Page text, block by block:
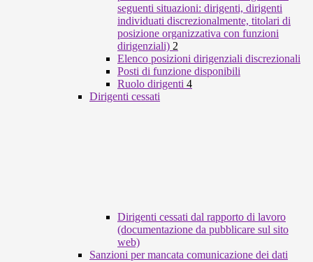
seguenti situazioni: dirigenti, dirigenti
individuati discrezionalmente, titolari di
posizione organizzativa con funzioni
dirigenziali) 2
Elenco posizioni dirigenziali discrezionali
Posti di funzione disponibili
Ruolo dirigenti 4
Dirigenti cessati
Dirigenti cessati dal rapporto di lavoro
(documentazione da pubblicare sul sito
web)
Sanzioni per mancata comunicazione dei dati